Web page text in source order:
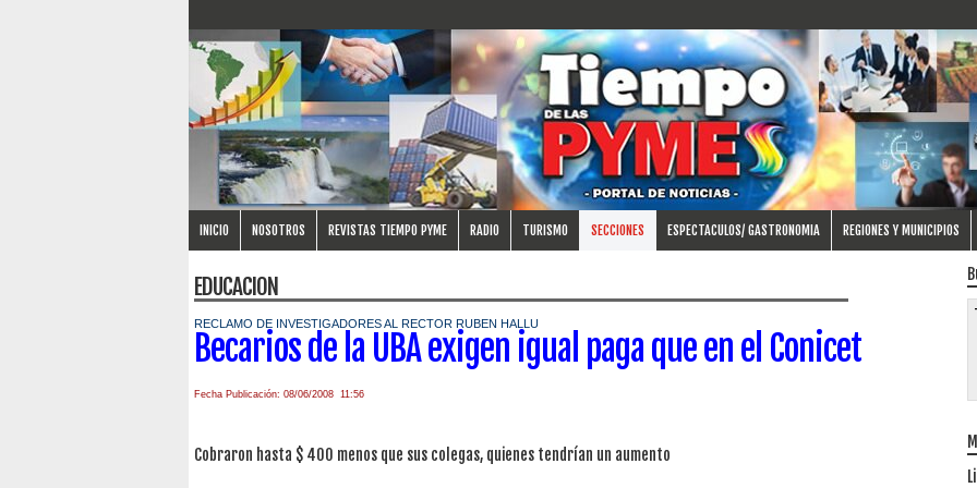
INICIO NOSOTROS REVISTAS TIEMPO PYME RADIO TURISMO SECCIONES ESPECTACULOS/ GASTRONOMIA REGIONES Y MUNICIPIOS
EDUCACION
RECLAMO DE INVESTIGADORES AL RECTOR RUBEN HALLU
Becarios de la UBA exigen igual paga que en el Conicet
Fecha Publicación: 08/06/2008 11:56
Cobraron hasta $ 400 menos que sus colegas, quienes tendrían un aumento